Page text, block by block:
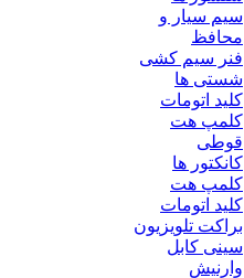
سیم سیار و
محافظ
فنر سیم کشی
شستی ها
کلید اتومات
کلمپ هت
قوطی
کانکتور ها
کلمپ هت
کلید اتومات
براکت تلویزیون
سینی کابل
وارنیش